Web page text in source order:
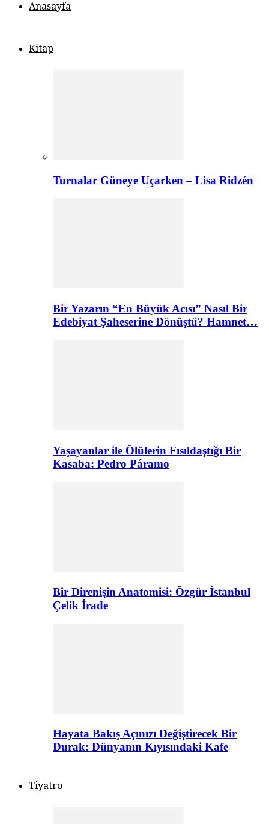
Anasayfa
Kitap
Turnalar Güneye Uçarken – Lisa Ridzén
Bir Yazarın “En Büyük Acısı” Nasıl Bir
Edebiyat Şaheserine Dönüştü? Hamnet…
Yaşayanlar ile Ölülerin Fısıldaştığı Bir
Kasaba: Pedro Páramo
Bir Direnişin Anatomisi: Özgür İstanbul
Çelik İrade
Hayata Bakış Açınızı Değiştirecek Bir
Durak: Dünyanın Kıyısındaki Kafe
Tiyatro